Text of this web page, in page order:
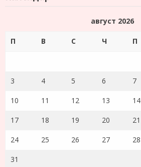
август 2026
П В С Ч П
3 4 5 6 7
10 11 12 13 14
17 18 19 20 21
24 25 26 27 28
31